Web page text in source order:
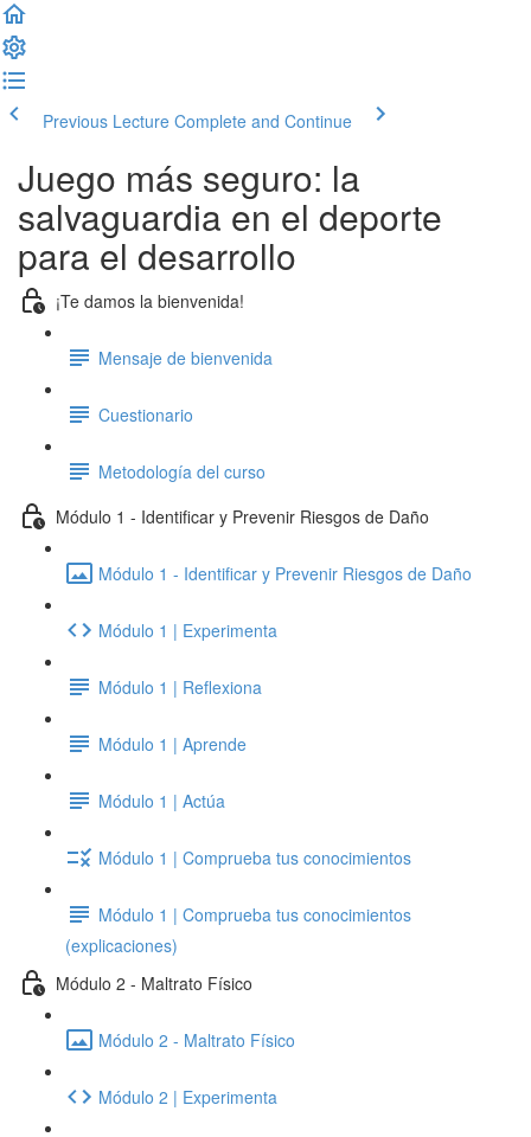
Previous Lecture Complete and Continue
Juego más seguro: la
salvaguardia en el deporte
para el desarrollo
¡Te damos la bienvenida!
Mensaje de bienvenida
Cuestionario
Metodología del curso
Módulo 1 - Identificar y Prevenir Riesgos de Daño
Módulo 1 - Identificar y Prevenir Riesgos de Daño
Módulo 1 | Experimenta
Módulo 1 | Reflexiona
Módulo 1 | Aprende
Módulo 1 | Actúa
Módulo 1 | Comprueba tus conocimientos
Módulo 1 | Comprueba tus conocimientos
(explicaciones)
Módulo 2 - Maltrato Físico
Módulo 2 - Maltrato Físico
Módulo 2 | Experimenta